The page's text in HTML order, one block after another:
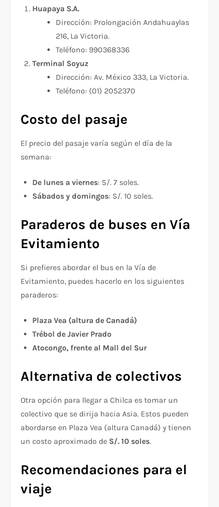
Huapaya S.A.
Dirección: Prolongación Andahuaylas
216, La Victoria.
Teléfono: 990368336
Terminal Soyuz
Dirección: Av. México 333, La Victoria.
Teléfono: (01) 2052370
Costo del pasaje
El precio del pasaje varía según el día de la
semana:
De lunes a viernes: S/. 7 soles.
Sábados y domingos: S/. 10 soles.
Paraderos de buses en Vía
Evitamiento
Si prefieres abordar el bus en la Vía de
Evitamiento, puedes hacerlo en los siguientes
paraderos:
Plaza Vea (altura de Canadá)
Trébol de Javier Prado
Atocongo, frente al Mall del Sur
Alternativa de colectivos
Otra opción para llegar a Chilca es tomar un
colectivo que se dirija hacia Asia. Estos pueden
abordarse en Plaza Vea (altura Canadá) y tienen
un costo aproximado de S/. 10 soles.
Recomendaciones para el
viaje